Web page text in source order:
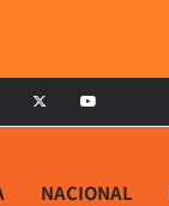
NACIONAL